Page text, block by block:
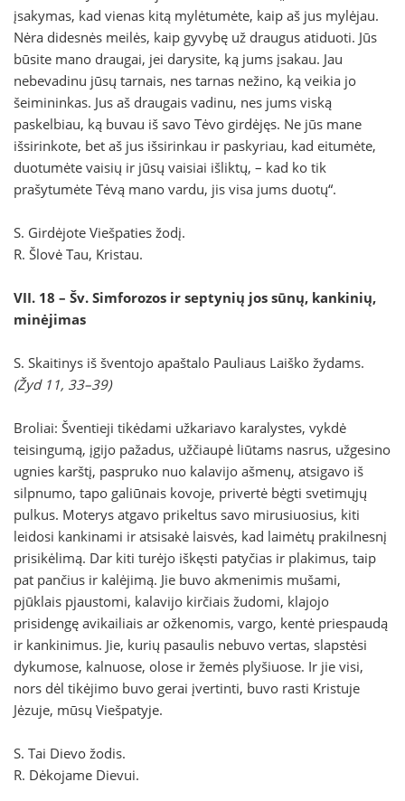
įsakymas, kad vienas kitą mylėtumėte, kaip aš jus mylėjau.
Nėra didesnės meilės, kaip gyvybę už draugus atiduoti. Jūs
būsite mano draugai, jei darysite, ką jums įsakau. Jau
nebevadinu jūsų tarnais, nes tarnas nežino, ką veikia jo
šeimininkas. Jus aš draugais vadinu, nes jums viską
paskelbiau, ką buvau iš savo Tėvo girdėjęs. Ne jūs mane
išsirinkote, bet aš jus išsirinkau ir paskyriau, kad eitumėte,
duotumėte vaisių ir jūsų vaisiai išliktų, – kad ko tik
prašytumėte Tėvą mano vardu, jis visa jums duotų“.
S. Girdėjote Viešpaties žodį.
R. Šlovė Tau, Kristau.
VII. 18 – Šv. Simforozos ir septynių jos sūnų, kankinių,
minėjimas
S. Skaitinys iš šventojo apaštalo Pauliaus Laiško žydams.
(Žyd 11, 33–39)
Broliai: Šventieji tikėdami užkariavo karalystes, vykdė
teisingumą, įgijo pažadus, užčiaupė liūtams nasrus, užgesino
ugnies karštį, paspruko nuo kalavijo ašmenų, atsigavo iš
silpnumo, tapo galiūnais kovoje, privertė bėgti svetimųjų
pulkus. Moterys atgavo prikeltus savo mirusiuosius, kiti
leidosi kankinami ir atsisakė laisvės, kad laimėtų prakilnesnį
prisikėlimą. Dar kiti turėjo iškęsti patyčias ir plakimus, taip
pat pančius ir kalėjimą. Jie buvo akmenimis mušami,
pjūklais pjaustomi, kalavijo kirčiais žudomi, klajojo
prisidengę avikailiais ar ožkenomis, vargo, kentė priespaudą
ir kankinimus. Jie, kurių pasaulis nebuvo vertas, slapstėsi
dykumose, kalnuose, olose ir žemės plyšiuose. Ir jie visi,
nors dėl tikėjimo buvo gerai įvertinti, buvo rasti Kristuje
Jėzuje, mūsų Viešpatyje.
S. Tai Dievo žodis.
R. Dėkojame Dievui.